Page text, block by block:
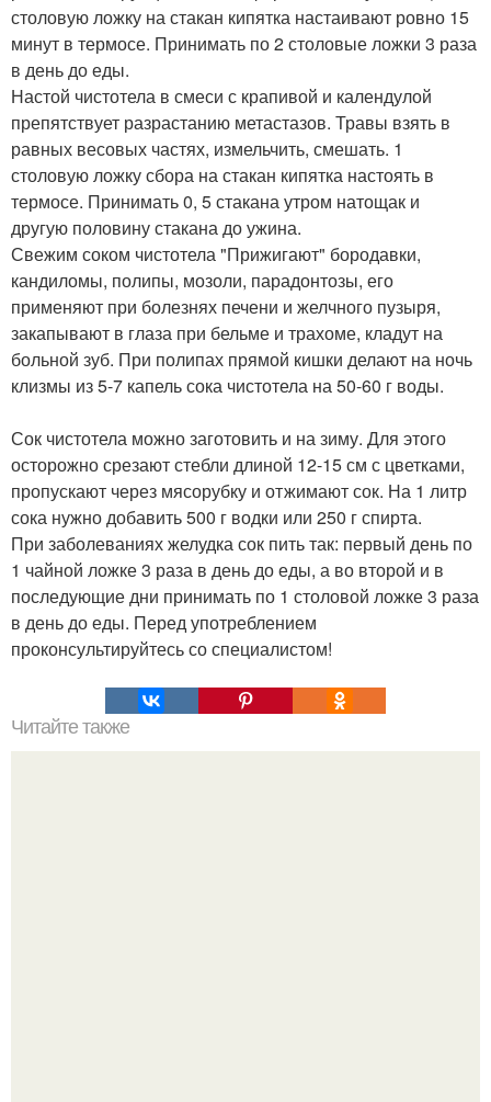
столовую ложку на стакан кипятка настаивают ровно 15
минут в термосе. Принимать по 2 столовые ложки 3 раза
в день до еды.
Настой чистотела в смеси с крапивой и календулой
препятствует разрастанию метастазов. Травы взять в
равных весовых частях, измельчить, смешать. 1
столовую ложку сбора на стакан кипятка настоять в
термосе. Принимать 0, 5 стакана утром натощак и
другую половину стакана до ужина.
Свежим соком чистотела "Прижигают" бородавки,
кандиломы, полипы, мозоли, парадонтозы, его
применяют при болезнях печени и желчного пузыря,
закапывают в глаза при бельме и трахоме, кладут на
больной зуб. При полипах прямой кишки делают на ночь
клизмы из 5-7 капель сока чистотела на 50-60 г воды.
Сок чистотела можно заготовить и на зиму. Для этого
осторожно срезают стебли длиной 12-15 см с цветками,
пропускают через мясорубку и отжимают сок. На 1 литр
сока нужно добавить 500 г водки или 250 г спирта.
При заболеваниях желудка сок пить так: первый день по
1 чайной ложке 3 раза в день до еды, а во второй и в
последующие дни принимать по 1 столовой ложке 3 раза
в день до еды. Перед употреблением
проконсультируйтесь со специалистом!
Читайте также